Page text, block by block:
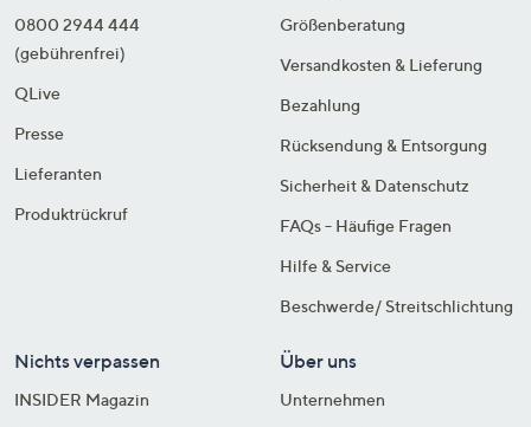
0800 2944 444
(gebührenfrei)
QLive
Presse
Lieferanten
Produktrückruf
Größenberatung
Versandkosten & Lieferung
Bezahlung
Rücksendung & Entsorgung
Sicherheit & Datenschutz
FAQs - Häufige Fragen
Hilfe & Service
Beschwerde/ Streitschlichtung
Nichts verpassen
INSIDER Magazin
Über uns
Unternehmen